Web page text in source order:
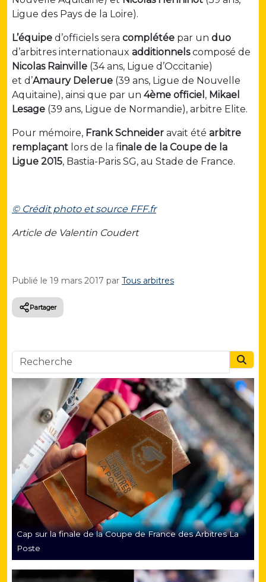
Ligue des Pays de la Loire).
L’équipe d’officiels sera complétée par un duo
d’arbitres internationaux additionnelscomposé de
Nicolas Rainville (34 ans, Ligue d’Occitanie)
et d’Amaury Delerue (39 ans, Ligue de Nouvelle
Aquitaine), ainsi que par un 4ème officiel , Mikael
Lesage (39 ans, Ligue de Normandie), arbitre Elite.
Pour mémoire, Frank Schneider avait été arbitre
remplaçant lors de la finale de la Coupe de la
Ligue 2015, Bastia-Paris SG, au Stade de France.
© Crédit photo et source FFF.fr
Article de Valentin Coudert
Publié le 19 mars 2017 par Tous arbitres
Partager
Cap sur la finale de la Coupe de France des Arbitres La
Poste